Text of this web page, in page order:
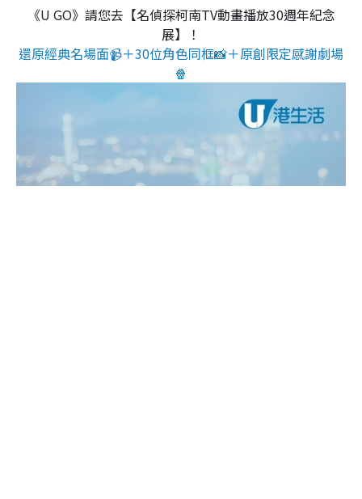
《U GO》請您去【名偵探柯南TV動畫播放30週年紀念
展】！
還原經典名場面📹＋30位角色同框📸＋原創限定感謝劇場
🍿